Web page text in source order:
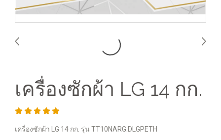
เครื่องซักผ้า LG 14 กก.
เครื่องซักผ้า LG 14 กก. รุ่น TT10NARG.DLGPETH